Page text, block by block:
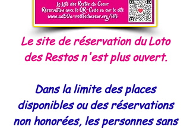
Le site de réservation du Loto
des Restos n'est plus ouvert.
Dans la limite des places
disponibles ou des réservations
non honorées, les personnes sans